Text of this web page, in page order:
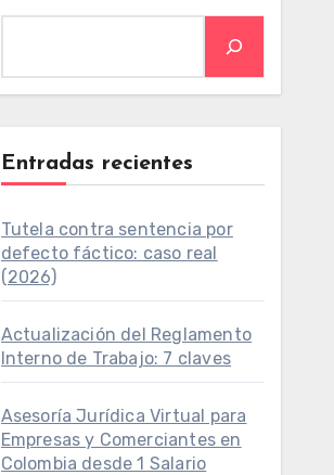
Entradas recientes
Tutela contra sentencia por
defecto fáctico: caso real
(2026)
Actualización del Reglamento
Interno de Trabajo: 7 claves
Asesoría Jurídica Virtual para
Empresas y Comerciantes en
Colombia desde 1 Salario